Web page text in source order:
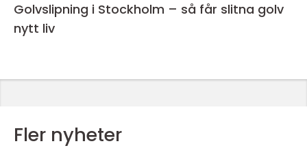
Golvslipning i Stockholm – så får slitna golv
nytt liv
Fler nyheter